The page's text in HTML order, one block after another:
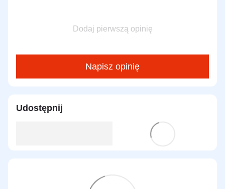
Dodaj pierwszą opinię
Napisz opinię
Udostępnij